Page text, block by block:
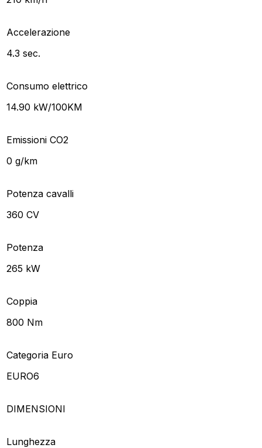
Accelerazione
4.3 sec.
Consumo elettrico
14.90 kW/100KM
Emissioni CO2
0 g/km
Potenza cavalli
360 CV
Potenza
265 kW
Coppia
800 Nm
Categoria Euro
EURO6
DIMENSIONI
Lunghezza